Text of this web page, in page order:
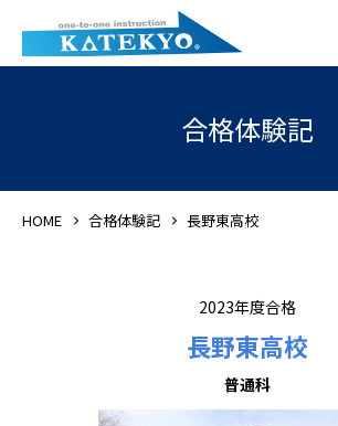
合格体験記
HOME 合格体験記 長野東高校
2023年度合格
長野東高校
普通科